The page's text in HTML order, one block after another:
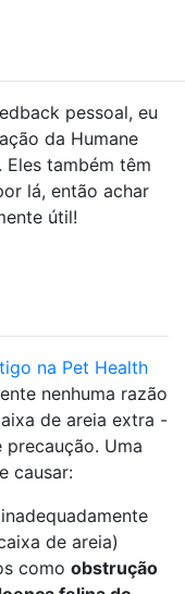
pessoal, eu
da Humane
Eles também têm
lá, então achar
útil!
na Pet Health
nenhuma razão
de areia extra -
Uma
causar:
de areia)
como obstrução